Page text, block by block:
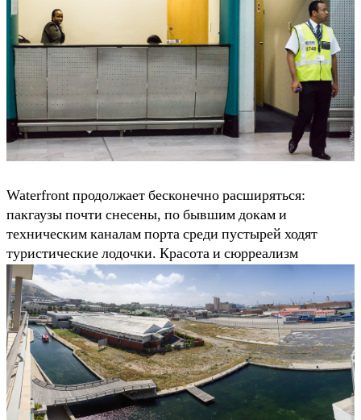
Waterfront продолжает бесконечно расширяться:
пакгаузы почти снесены, по бывшим докам и
техническим каналам порта среди пустырей ходят
туристические лодочки. Красота и сюрреализм